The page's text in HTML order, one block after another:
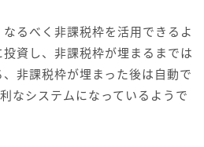
なるべく非課税枠を活用できるよ
資し、非課税枠が埋まるまでは
非課税枠が埋まった後は自動で
なシステムになっているようで